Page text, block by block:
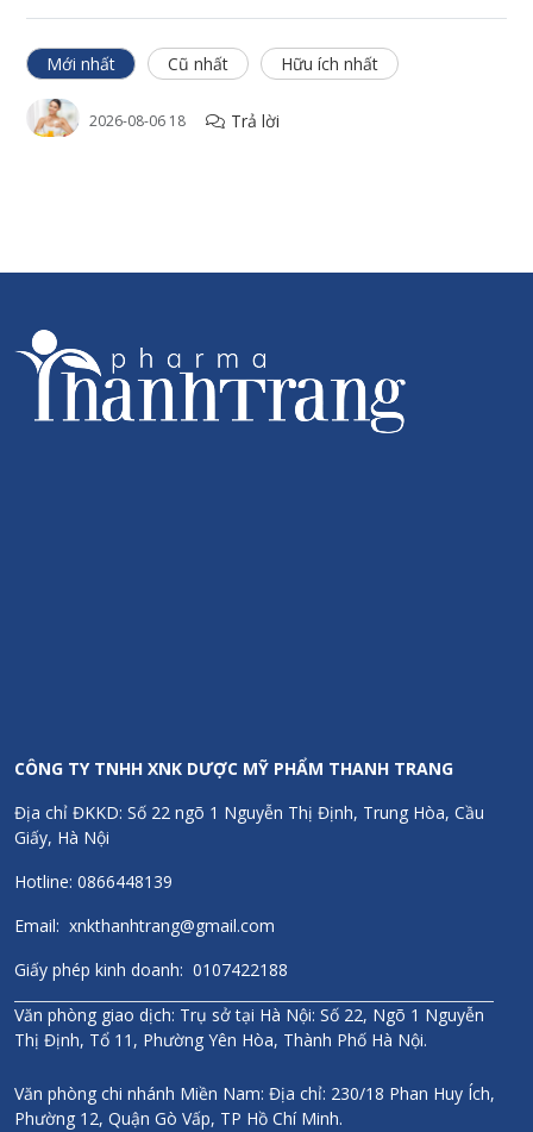
Thông tin thương hiệu
Sanct Bernhard là một trong những hãng sản xuất dược mỹ
phẩm hàng đầu tại Đức và Châu Âu. Thành lập từ năm 1903
Chính sách
Hoàn tiền 300% nếu phát hiện hàng giả/kém chất lượng
Mới nhất Cũ nhất Hữu ích nhất
2026-08-06 18 Trả lời
CÔNG TY TNHH XNK DƯỢC MỸ PHẨM THANH TRANG
Địa chỉ ĐKKD: Số 22 ngõ 1 Nguyễn Thị Định, Trung Hòa, Cầu
Giấy, Hà Nội
Hotline: 0866448139
Email: xnkthanhtrang@gmail.com
Giấy phép kinh doanh: 0107422188
Văn phòng giao dịch: Trụ sở tại Hà Nội: Số 22, Ngõ 1 Nguyễn
Thị Định, Tổ 11, Phường Yên Hòa, Thành Phố Hà Nội.
Văn phòng chi nhánh Miền Nam: Địa chỉ: 230/18 Phan Huy Ích,
Phường 12, Quận Gò Vấp, TP Hồ Chí Minh.